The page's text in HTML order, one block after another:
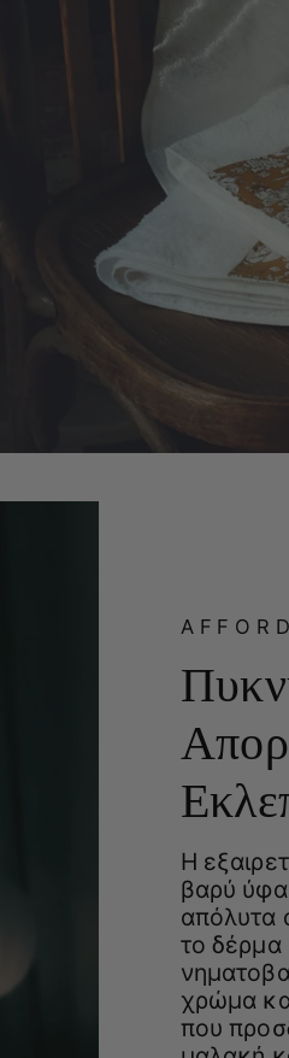
Η
βαρύ
απόλυτα
το δέρμα
χρώμα
που